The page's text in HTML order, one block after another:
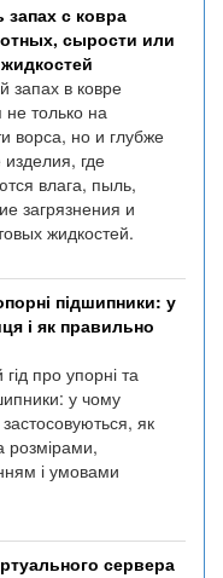
запах с ковра
сырости или
запах в ковре
не только на
ворса, но и глубже
где
влага, пыль,
загрязнения и
жидкостей.
підшипники: у
і як правильно
про упорні та
у чому
як
розмірами,
і умовами
сервера